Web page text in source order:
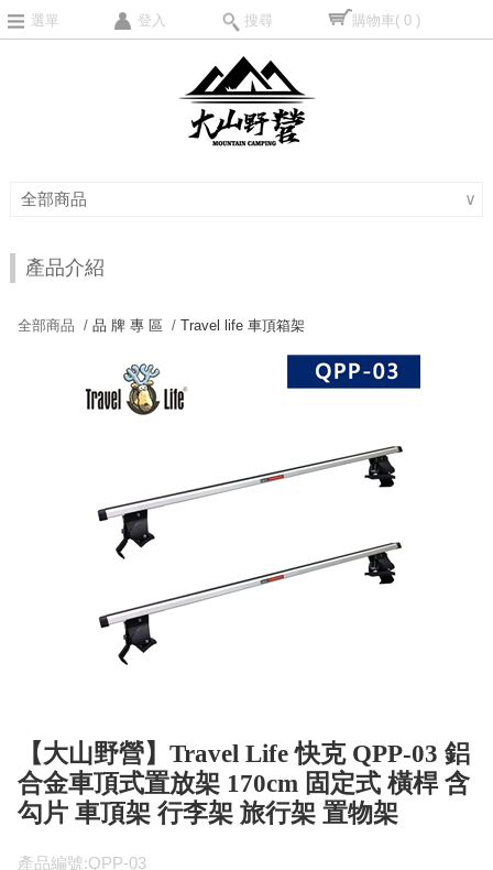
選單 登入 搜尋 購物車( 0 )
全部商品 ∨
產品介紹
全部商品 /品 牌 專 區 /Travel life 車頂箱架
【大山野營】Travel Life 快克 QPP-03 鋁
合金車頂式置放架 170cm 固定式 橫桿 含
勾片 車頂架 行李架 旅行架 置物架
產品編號:QPP-03